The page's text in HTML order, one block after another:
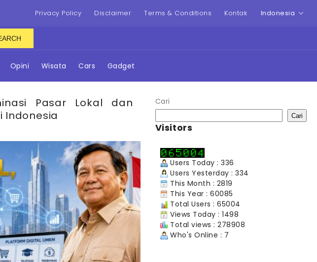
Privacy Policy Disclaimer Terms & Conditions Kontak Indonesia
Opini Wisata Cars Gadget
Pasar Lokal dan
Indonesia
Cari
Cari
Visitors
Users Today : 336
Users Yesterday : 334
This Month : 2819
This Year : 60085
Total Users : 65004
Views Today : 1498
Total views : 278908
Who's Online : 7